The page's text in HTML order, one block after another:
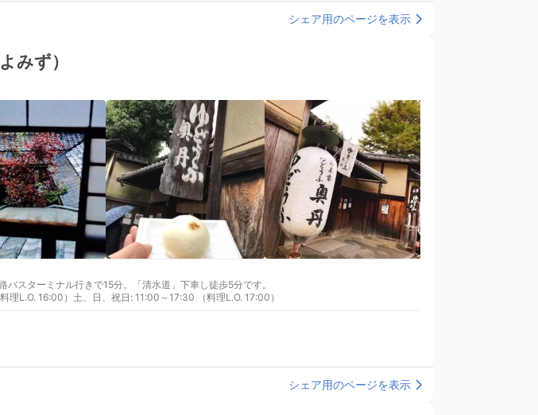
シェア用のページを表示
みず）
スターミナル行きで15分。「清水道」下車し徒歩5分です。
理L.O. 16:00）土、日、祝日: 11:00～17:30 （料理L.O. 17:00）
シェア用のページを表示